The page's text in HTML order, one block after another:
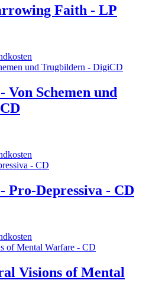
Faith - LP
Schemen und
Pro-Depressiva - CD
Visions of Mental